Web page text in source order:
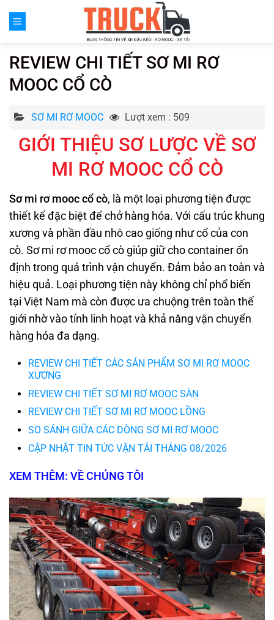
đến
REVIEW CHI TIẾT SƠ MI RƠ
MOOC CỔ CÒ
SƠ MI RƠ MOOC Lượt xem : 509
GIỚI THIỆU SƠ LƯỢC VỀ SƠ
MI RƠ MOOC CỔ CÒ
Sơ mi rơ mooc cổ cò, là một loại phương tiện được
thiết kế đặc biệt để chở hàng hóa. Với cấu trúc khung
xương và phần đầu nhô cao giống như cổ của con
cò. Sơ mi rơ mooc cổ cò giúp giữ cho container ổn
định trong quá trình vận chuyển. Đảm bảo an toàn và
hiệu quả. Loại phương tiện này không chỉ phổ biến
tại Việt Nam mà còn được ưa chuộng trên toàn thế
giới nhờ vào tính linh hoạt và khả năng vận chuyển
hàng hóa đa dạng.
REVIEW CHI TIẾT CÁC SẢN PHẨM SƠ MI RƠ MOOC
XƯƠNG
REVIEW CHI TIẾT SƠ MI RƠ MOOC SÀN
REVIEW CHI TIẾT SƠ MI RƠ MOOC LỒNG
SO SÁNH GIỮA CÁC DÒNG SƠ MI RƠ MOOC
CẬP NHẬT TIN TỨC VẬN TẢI THÁNG 08/2026
XEM THÊM: VỀ CHÚNG TÔI